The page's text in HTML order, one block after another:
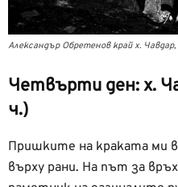
Александър Обретенов край х. Чавдар,
Четвърти ден: х.
ч.)
Пришките на краката ми
върху рани. На път за